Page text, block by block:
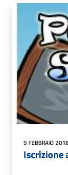
9 FEBBRAIO
Iscrizione